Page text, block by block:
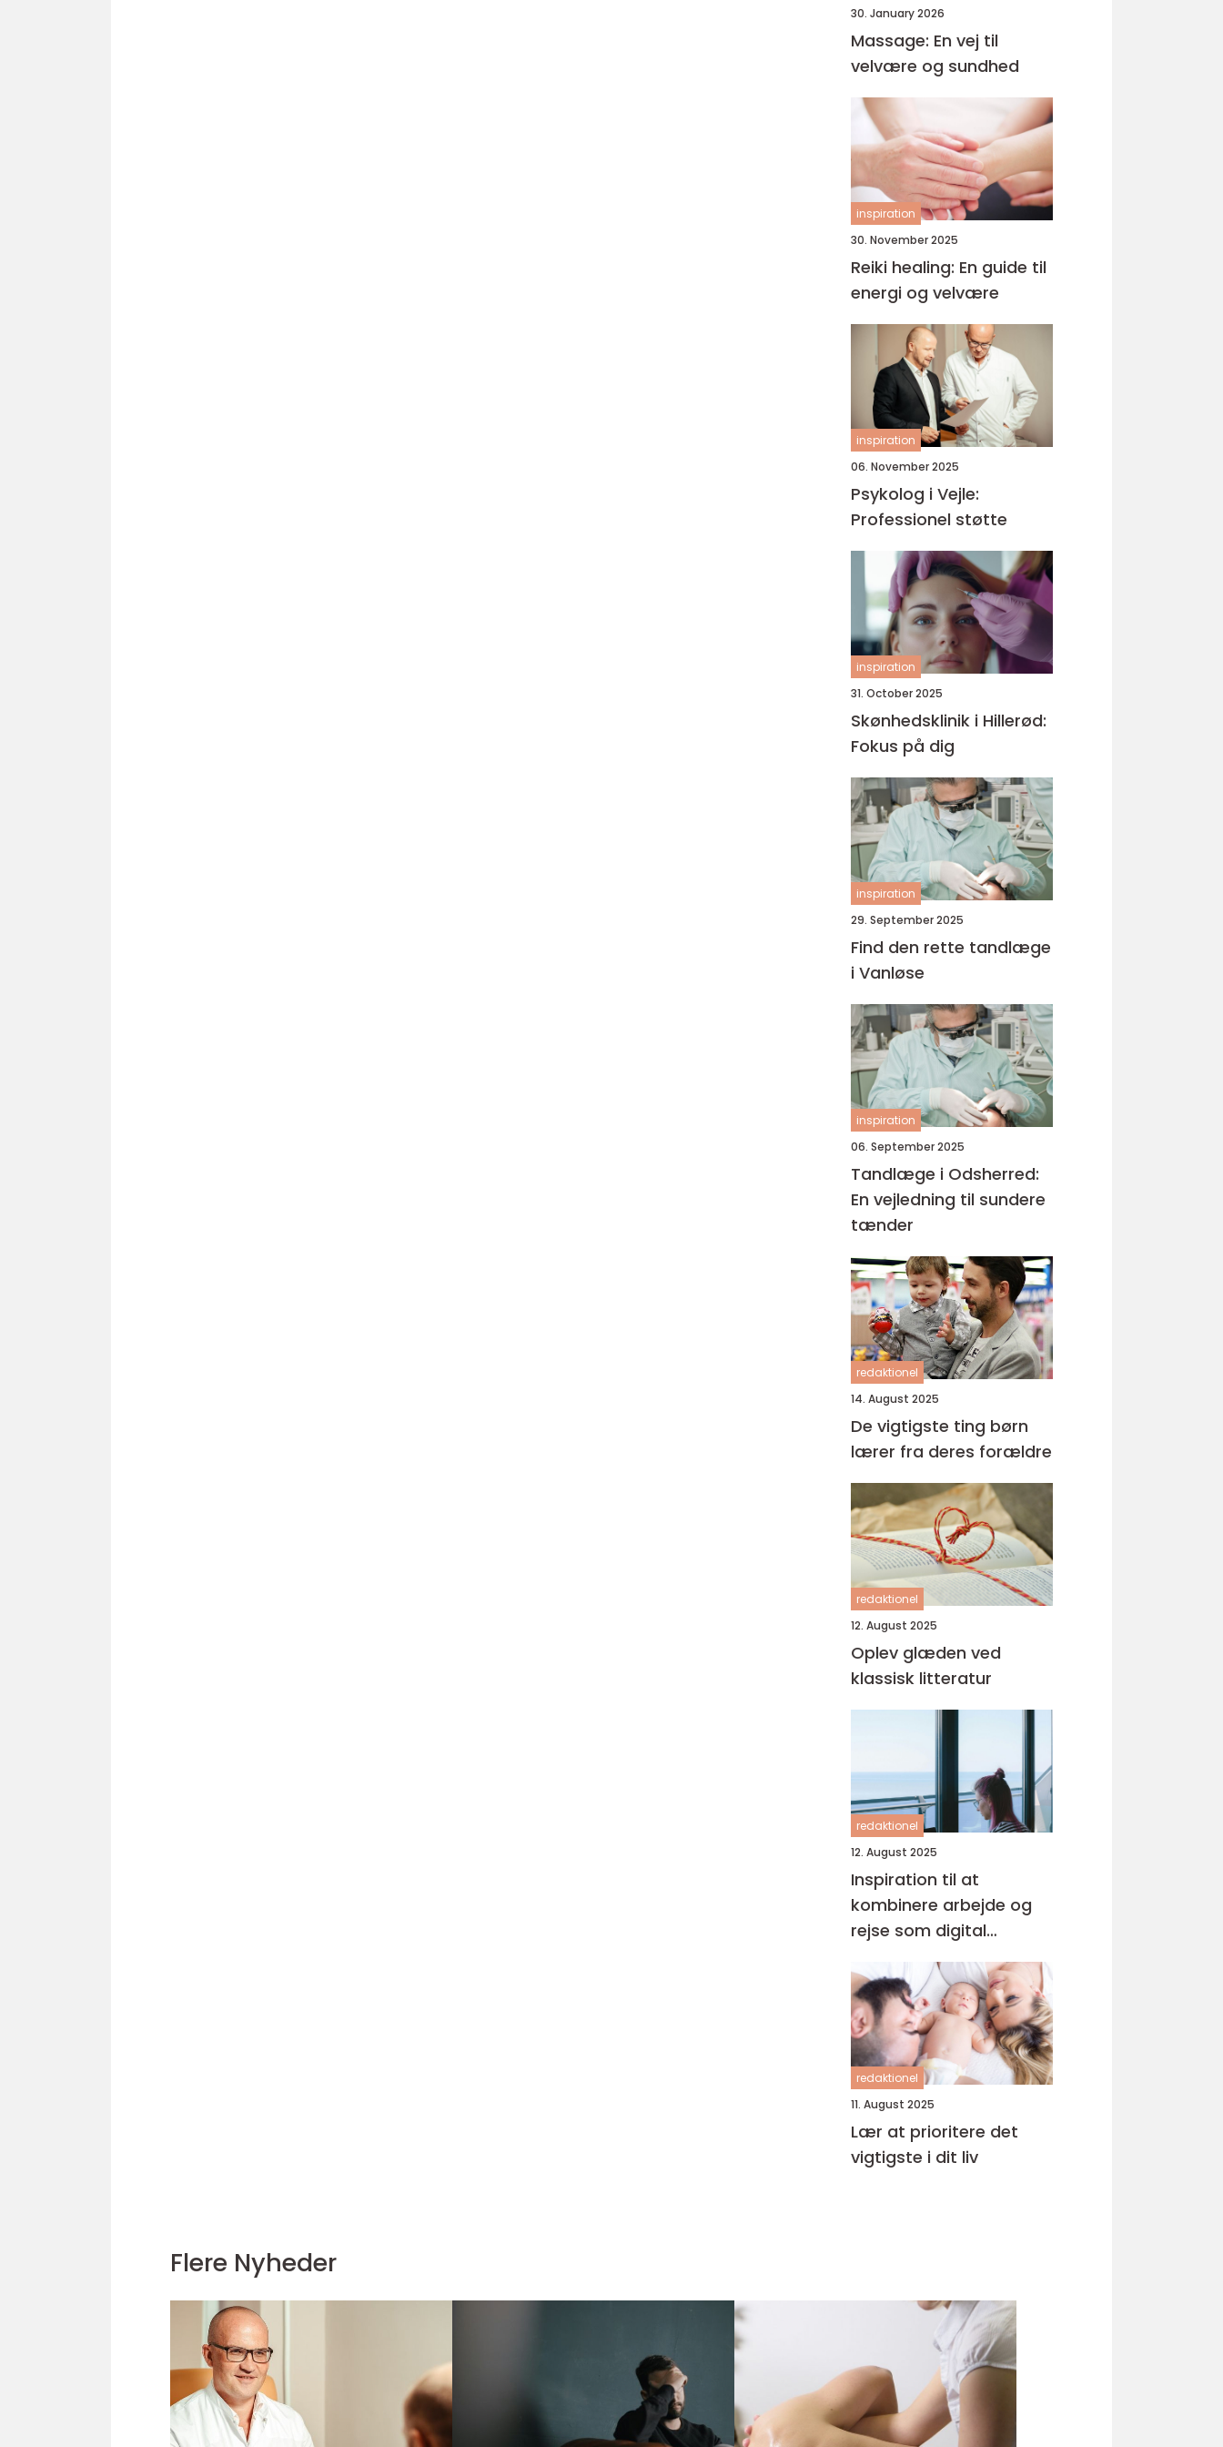
30. January 2026
Massage: En vej til
velvære og sundhed
inspiration
30. November 2025
Reiki healing: En guide til
energi og velvære
inspiration
06. November 2025
Psykolog i Vejle:
Professionel støtte
inspiration
31. October 2025
Skønhedsklinik i Hillerød:
Fokus på dig
inspiration
29. September 2025
Find den rette tandlæge
i Vanløse
inspiration
06. September 2025
Tandlæge i Odsherred:
En vejledning til sundere
tænder
redaktionel
14. August 2025
De vigtigste ting børn
lærer fra deres forældre
redaktionel
12. August 2025
Oplev glæden ved
klassisk litteratur
redaktionel
12. August 2025
Inspiration til at
kombinere arbejde og
rejse som digital
redaktionel
11. August 2025
Lær at prioritere det
vigtigste i dit liv
Flere Nyheder